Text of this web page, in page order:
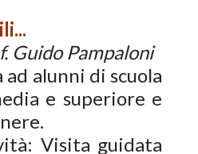
Guido Pampaloni
alunni di scuola
e superiore e
Visita guidata